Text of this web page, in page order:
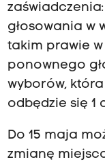
głosowania w
takim prawie
ponownego
wyborów,
odbędzie się 1
Do 15 maja
zmianę